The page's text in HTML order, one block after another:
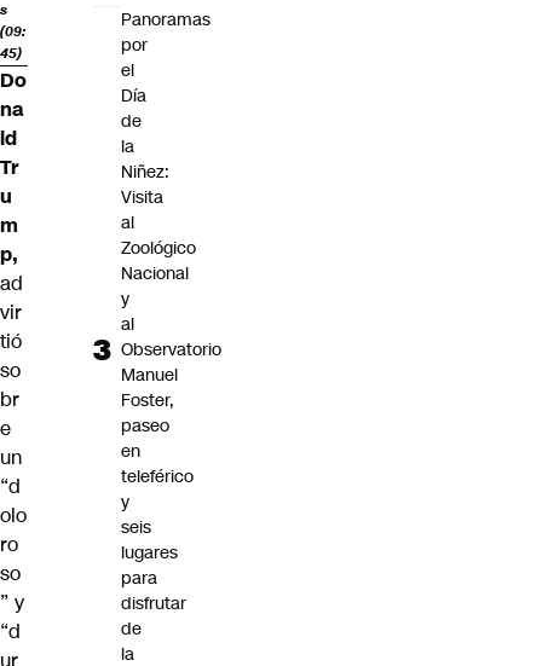
s
(09:
45)
Do
na
ld
Tr
u
m
p,
ad
vir
tió
so
br
e
un
“d
olo
ro
so
” y
“d
Panoramas
por
el
Día
de
la
Niñez:
Visita
al
Zoológico
Nacional
y
al
Observatorio
Manuel
Foster,
paseo
en
teleférico
y
seis
lugares
para
disfrutar
de
la